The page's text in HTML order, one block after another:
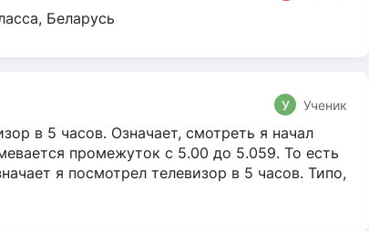
Беларусь
У Ученик
в 5 часов. Означает, смотреть я начал
промежуток с 5.00 до 5.059. То есть
я посмотрел телевизор в 5 часов. Типо,